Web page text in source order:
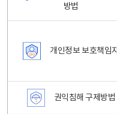
방법
개인정보 보호책임
권익침해 구제방법